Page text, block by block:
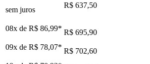
sem juros
R$ 637,50
08x de R$ 86,99* R$ 695,90
09x de R$ 78,07* R$ 702,60